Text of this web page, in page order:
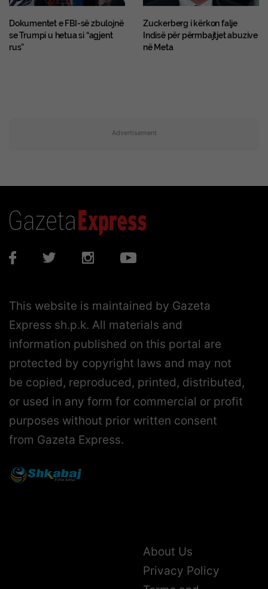
Dokumentet e FBI-së zbulojnë
se Trumpi u hetua si “agjent
rus”
Zuckerberg i kërkon falje
Indisë për përmbajtjet abuzive
në Meta
Advertisement
This website is maintained by Gazeta
Express sh.p.k. All materials and
information published on this portal are
protected by copyright laws and may not
be copied, reproduced, printed, distributed,
or used in any form for commercial or profit
purposes without prior written consent
from Gazeta Express.
About Us
Privacy Policy